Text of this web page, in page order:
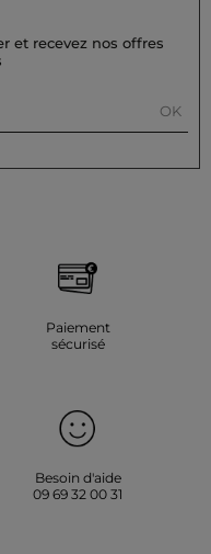
et recevez nos offres
OK
Paiement
sécurisé
Besoin d'aide
09 69 32 00 31